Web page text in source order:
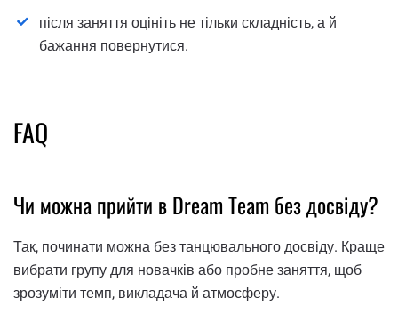
після заняття оцініть не тільки складність, а й
бажання повернутися.
FAQ
Чи можна прийти в Dream Team без досвіду?
Так, починати можна без танцювального досвіду. Краще
вибрати групу для новачків або пробне заняття, щоб
зрозуміти темп, викладача й атмосферу.